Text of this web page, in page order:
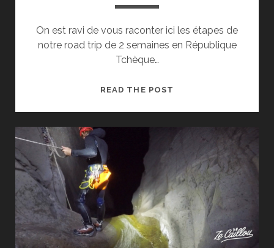
On est ravi de vous raconter ici les étapes de
notre road trip de 2 semaines en République
Tchèque…
READ THE POST
TCHÈQUE